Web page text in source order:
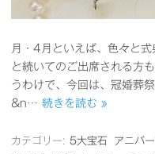
月・4月といえば、色々と
と続いてのご出席される方
うわけで、今回は、冠婚葬
&n… 続きを読む »
カテゴリー: 5大宝石 アニバ